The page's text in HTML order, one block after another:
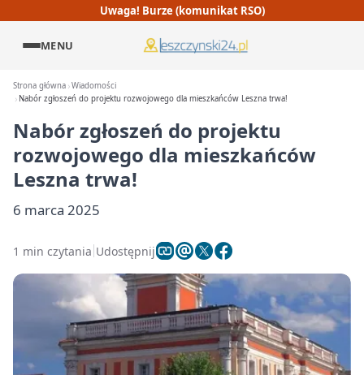
Uwaga! Burze (komunikat RSO)
MENU
Strona główna Wiadomości
Nabór zgłoszeń do projektu rozwojowego dla mieszkańców Leszna trwa!
Nabór zgłoszeń do projektu
rozwojowego dla mieszkańców
Leszna trwa!
6 marca 2025
1 min czytania Udostępnij